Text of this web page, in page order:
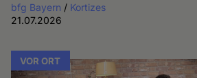
bfg Bayern / Kortizes
21.07.2026
VOR ORT